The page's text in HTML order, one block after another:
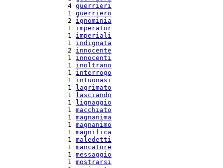
  4
guerrieri
  1
guerriero
  2
ignominia
  1
imperator
  1
imperiali
  1
indignata
  2
innocente
  1
innocenti
  1
inoltrano
  1
interrogo
  1
intuonasi
  1
lagrimato
  1
lasciando
  1
lignaggio
  1
macchiato
  1
magnanima
  1
magnanimo
  1
magnifica
  1
maledetti
  1
mancatore
  1
messaggio
  1
mostrarsi